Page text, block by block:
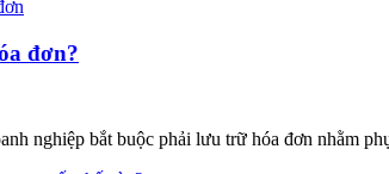
đơn?
nghiệp bắt buộc phải lưu trữ hóa đơn nhằm